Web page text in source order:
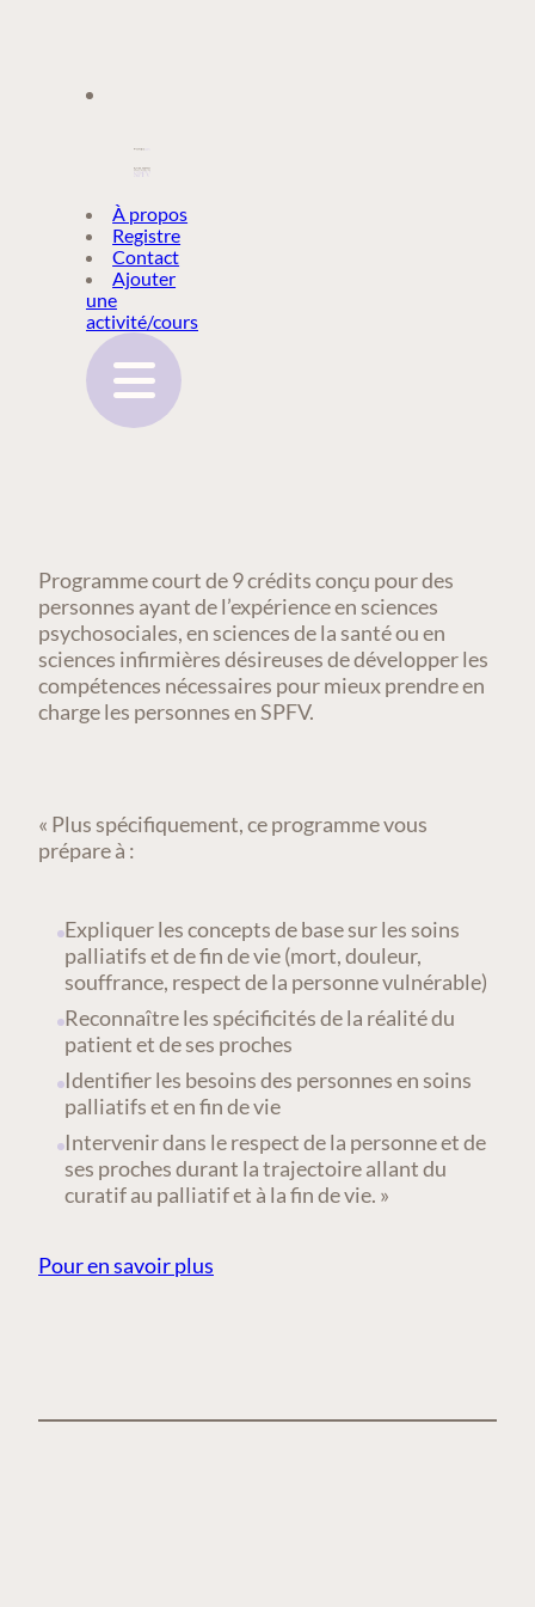
REGISTRE
CONTACT
À propos
Registre
Contact
Ajouter
une
activité/cours
Programme court de 9 crédits conçu pour des
personnes ayant de l’expérience en sciences
psychosociales, en sciences de la santé ou en
sciences infirmières désireuses de développer les
compétences nécessaires pour mieux prendre en
charge les personnes en SPFV.
« Plus spécifiquement, ce programme vous
prépare à :
Expliquer les concepts de base sur les soins
palliatifs et de fin de vie (mort, douleur,
souffrance, respect de la personne vulnérable)
Reconnaître les spécificités de la réalité du
patient et de ses proches
Identifier les besoins des personnes en soins
palliatifs et en fin de vie
Intervenir dans le respect de la personne et de
ses proches durant la trajectoire allant du
curatif au palliatif et à la fin de vie. »
Pour en savoir plus